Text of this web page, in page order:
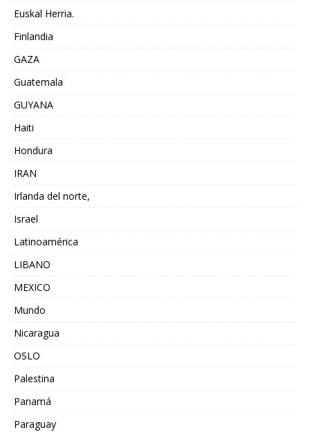
Euskal Herria.
Finlandia
GAZA
Guatemala
GUYANA
Haiti
Hondura
IRAN
Irlanda del norte,
Israel
Latinoamérica
LIBANO
MEXICO
Mundo
Nicaragua
OSLO
Palestina
Panamá
Paraguay